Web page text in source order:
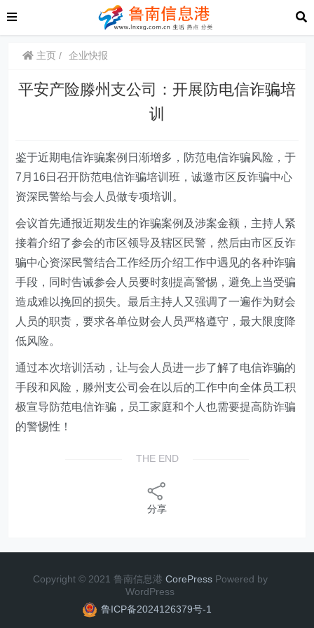
主页 企业快报
平安产险滕州支公司：开展防电信诈骗培
训
鉴于近期电信诈骗案例日渐增多，防范电信诈骗风险，于
7月16日召开防范电信诈骗培训班，诚邀市区反诈骗中心
资深民警给与会人员做专项培训。
会议首先通报近期发生的诈骗案例及涉案金额，主持人紧
接着介绍了参会的市区领导及辖区民警，然后由市区反诈
骗中心资深民警结合工作经历介绍工作中遇见的各种诈骗
手段，同时告诫参会人员要时刻提高警惕，避免上当受骗
造成难以挽回的损失。最后主持人又强调了一遍作为财会
人员的职责，要求各单位财会人员严格遵守，最大限度降
低风险。
通过本次培训活动，让与会人员进一步了解了电信诈骗的
手段和风险，滕州支公司会在以后的工作中向全体员工积
极宣导防范电信诈骗，员工家庭和个人也需要提高防诈骗
的警惕性！
THE END
分享
Copyright © 2021 鲁南信息港 CorePress Powered by
WordPress
鲁ICP备2024126379号-1